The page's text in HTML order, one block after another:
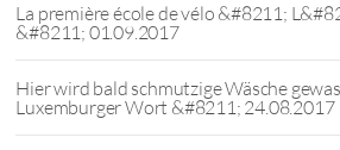
La première école de vélo &#8211;
&#8211; 01.09.2017
Hier wird bald schmutzige Wäsche
Luxemburger Wort &#8211; 24.08.2017